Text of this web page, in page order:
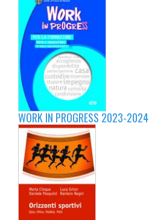
WORK IN PROGRESS 2023-2024